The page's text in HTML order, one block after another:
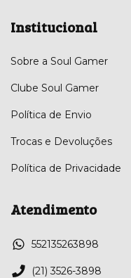
Institucional
Sobre a Soul Gamer
Clube Soul Gamer
Política de Envio
Trocas e Devoluções
Política de Privacidade
Atendimento
552135263898
(21) 3526-3898